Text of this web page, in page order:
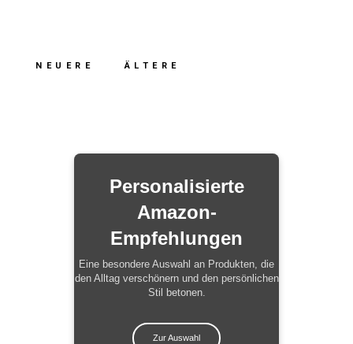
NEUERE ÄLTERE
Personalisierte
Amazon-
Empfehlungen
Eine besondere Auswahl an Produkten, die
den Alltag verschönern und den persönlichen
Stil betonen.
Zur Auswahl